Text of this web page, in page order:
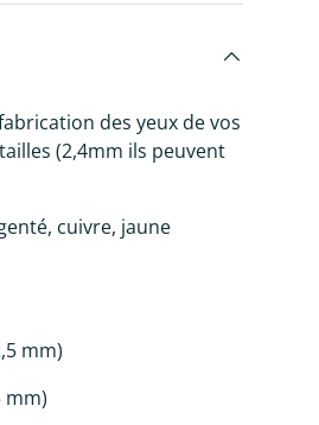
des yeux de vos
(2,4mm ils peuvent
cuivre, jaune
mm)
mm)